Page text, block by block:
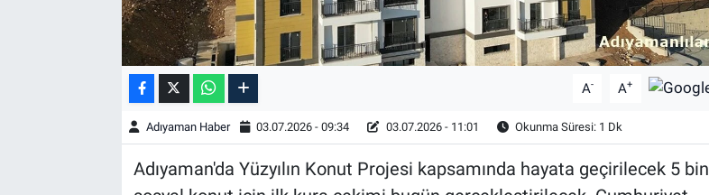
A- A+
Adıyaman Haber 03.07.2026 - 09:34 03.07.2026 - 11:01 Okunma Süresi: 1 Dk
Adıyaman'da Yüzyılın Konut Projesi kapsamında hayata geçirilecek 5 bin
BİLİM VE TEKNOLOJİ
Şambayat Haber